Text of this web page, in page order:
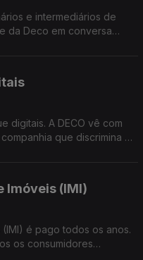
e intermediários de
da Deco em conversa
digitais. A DECO vê com
que discrimina e
Imóveis (IMI)
é pago todos os anos.
os consumidores